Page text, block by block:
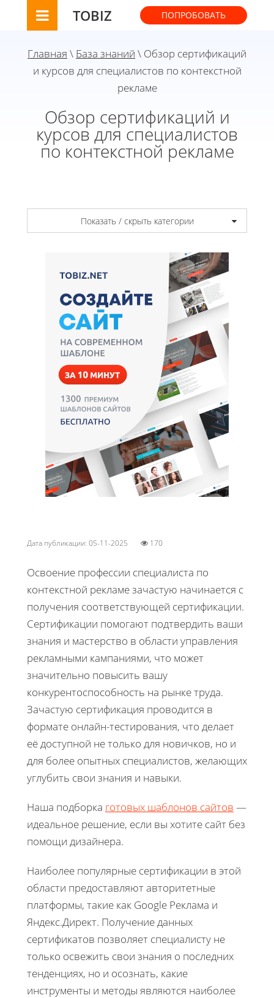
TOBIZ ПОПРОБОВАТЬ
Главная \ База знаний \ Обзор сертификаций
и курсов для специалистов по контекстной
рекламе
Обзор сертификаций и
курсов для специалистов
по контекстной рекламе
Показать / скрыть категории
Дата публикации: 05-11-2025 170
Освоение профессии специалиста по
контекстной рекламе зачастую начинается с
получения соответствующей сертификации.
Сертификации помогают подтвердить ваши
знания и мастерство в области управления
рекламными кампаниями, что может
значительно повысить вашу
конкурентоспособность на рынке труда.
Зачастую сертификация проводится в
формате онлайн-тестирования, что делает
её доступной не только для новичков, но и
для более опытных специалистов, желающих
углубить свои знания и навыки.
Наша подборка готовых шаблонов сайтов —
идеальное решение, если вы хотите сайт без
помощи дизайнера.
Наиболее популярные сертификации в этой
области предоставляют авторитетные
платформы, такие как Google Реклама и
Яндекс.Директ. Получение данных
сертификатов позволяет специалисту не
только освежить свои знания о последних
тенденциях, но и осознать, какие
инструменты и методы являются наиболее